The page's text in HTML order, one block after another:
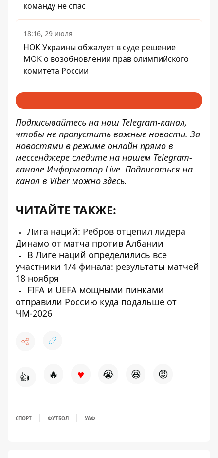
команду не спас
18:16, 29 июля
НОК Украины обжалует в суде решение
МОК о возобновлении прав олимпийского
комитета России
Подписывайтесь на наш Telegram-канал,
чтобы не пропустить важные новости. За
новостями в режиме онлайн прямо в
мессенджере следите на нашем Telegram-
канале Информатор Live. Подписаться на
канал в Viber можно здесь.
ЧИТАЙТЕ ТАКЖЕ:
Лига наций: Ребров отцепил лидера
Динамо от матча против Албании
В Лиге наций определились все
участники 1/4 финала: результаты матчей
18 ноября
FIFA и UEFA мощными пинками
отправили Россию куда подальше от
ЧМ-2026
👍 🔥 ♥ 😭 😆 😡
СПОРТ ФУТБОЛ УАФ